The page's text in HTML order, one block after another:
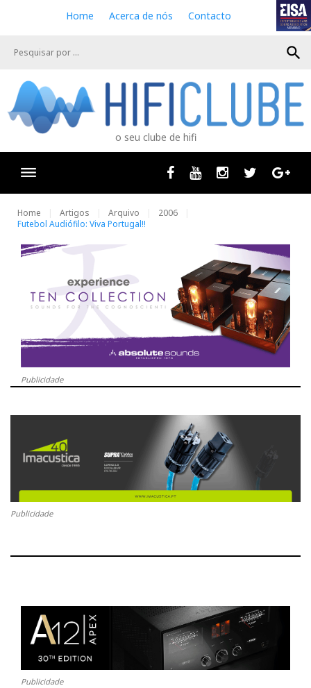
e
Home Acerca de nós Contacto
search
o seu clube de hifi
Facebook
Youtube InstagramTwitter
Home Artigos Arquivo
2006
Futebol Audiófilo: Viva Portugal!!
Publicidade
Publicidade
Publicidade